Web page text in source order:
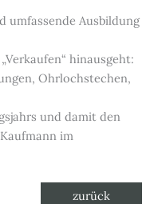
umfassende Ausbildung
hinausgeht:
Ohrlochstechen,
und damit den
im
zurück